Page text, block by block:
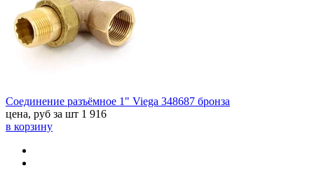
Соединение разъёмное 1" Viega 348687 бронза
цена, руб за шт 1 916
в корзину